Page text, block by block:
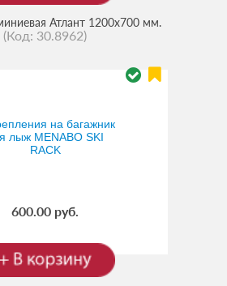
Атлант 1200х700 мм.
(Код: 30.8962)
600.00 руб.